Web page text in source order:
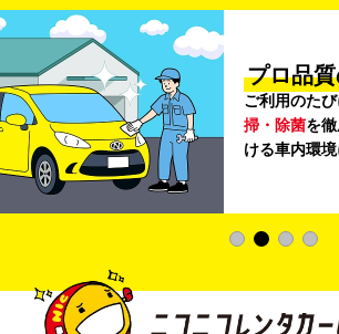
プロ品
ご利用のた
掃・除菌を
ける車内環